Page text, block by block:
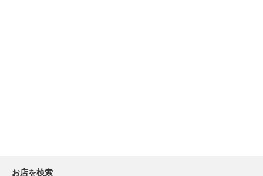
お店を検索